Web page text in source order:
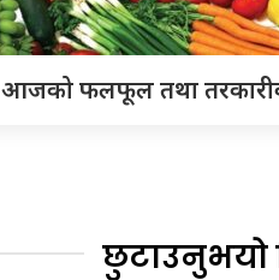
आजको फलफूल तथा
छुटाउनुभयो